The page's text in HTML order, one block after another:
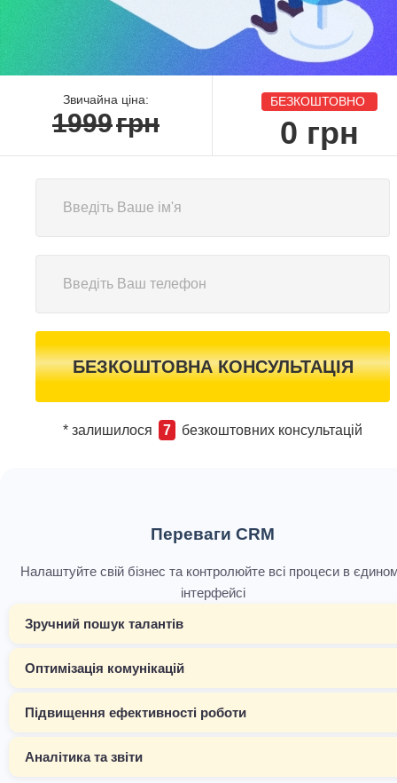
Звичайна ціна:
1999грн
БЕЗКОШТОВНО
0 грн
БЕЗКОШТОВНА КОНСУЛЬТАЦІЯ
* залишилося 7 безкоштовних консультацій
Переваги CRM
Налаштуйте свій бізнес та контролюйте всі процеси в
інтерфейсі
Зручний пошук талантів
Оптимізація комунікацій
Підвищення ефективності роботи
Аналітика та звіти